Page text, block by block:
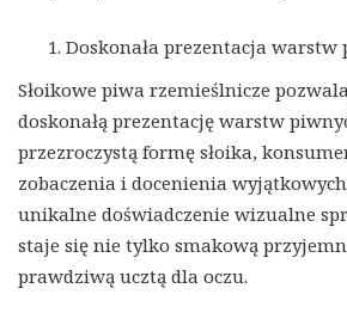
Doskonała prezentacja warstw
Słoikowe piwa rzemieślnicze
doskonałą prezentację warstw
przezroczystą formę słoika,
zobaczenia i docenienia
unikalne doświadczenie wizualne
staje się nie tylko smakową
prawdziwą ucztą dla oczu.